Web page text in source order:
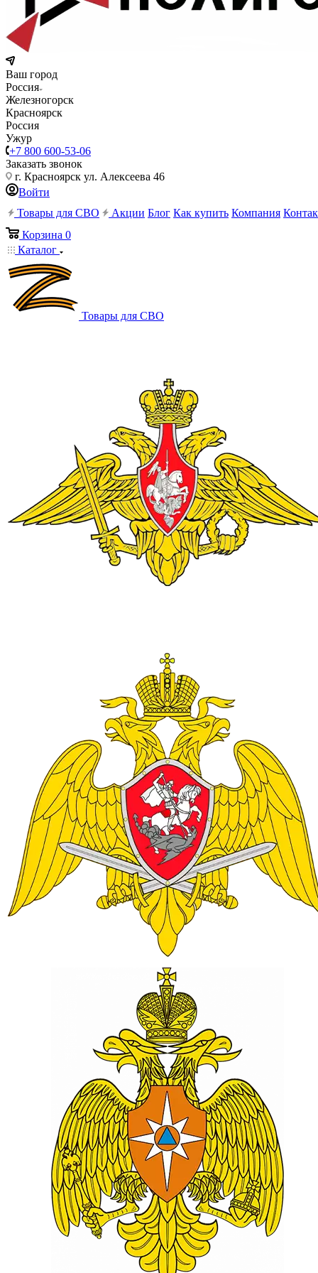
Ваш город
Россия
Железногорск
Красноярск
Россия
Ужур
+7 800 600-53-06
Заказать звонок
г. Красноярск ул. Алексеева 46
Войти
Товары для СВО
Акции Блог Как купить Компания
Корзина 0
Каталог
Товары для СВО